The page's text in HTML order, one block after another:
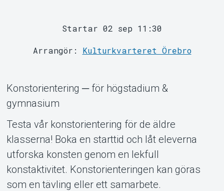
Support
Om Tickster
Startar 02 sep 11:30
Arrangör: Kulturkvarteret Örebro
Konstorientering ─ för högstadium &
gymnasium
Testa vår konstorientering för de äldre
klasserna! Boka en starttid och låt eleverna
utforska konsten genom en lekfull
konstaktivitet. Konstorienteringen kan göras
som en tävling eller ett samarbete.